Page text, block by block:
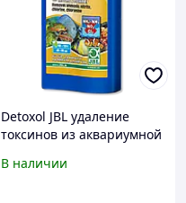
Detoxol JBL удаление
токсинов из аквариумной
В наличии